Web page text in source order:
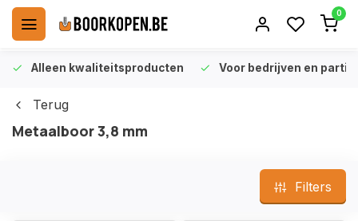
0
Alleen kwaliteitsproducten Voor bedrijven en
Terug
Metaalboor 3,8 mm
Filters